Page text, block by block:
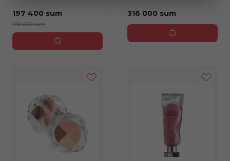
197 400 sum
282 000 sum
316 000 sum